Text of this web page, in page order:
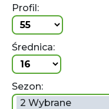
Profil:
Średnica:
Sezon:
2 Wybrane